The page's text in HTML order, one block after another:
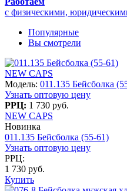
с физическими,
Популярные
Вы смотрели
NEW CAPS
Модель: 011.135 Бейсболка
Узнать оптовую цену
РРЦ: 1 730 руб.
NEW CAPS
Новинка
011.135 Бейсболка (55-61)
Узнать оптовую цену
РРЦ:
1 730 руб.
Купить